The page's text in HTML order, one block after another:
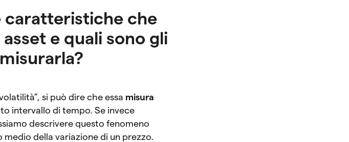
caratteristiche che
e quali sono gli
si può dire che essa misura
intervallo di tempo. Se invece
descrivere questo fenomeno
della variazione di un prezzo.